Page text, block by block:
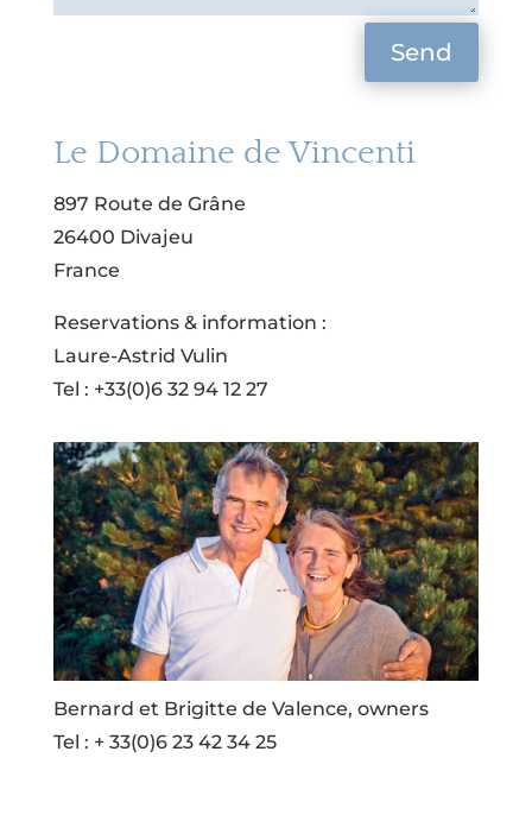
Send
Le Domaine de Vincenti
897 Route de Grâne
26400 Divajeu
France
Reservations & information :
Laure-Astrid Vulin
Tel : +33(0)6 32 94 12 27
Bernard et Brigitte de Valence, owners
Tel : + 33(0)6 23 42 34 25